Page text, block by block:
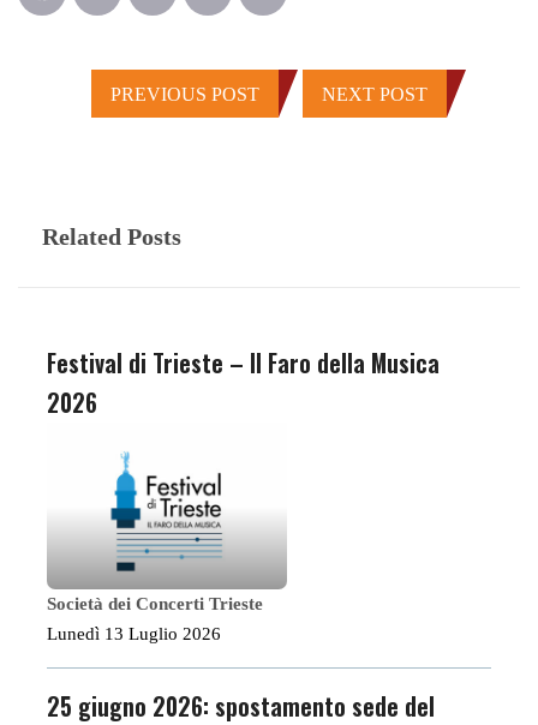
PREVIOUS POST NEXT POST
Related Posts
Festival di Trieste – Il Faro della Musica
2026
Società dei Concerti Trieste
Lunedì 13 Luglio 2026
25 giugno 2026: spostamento sede del